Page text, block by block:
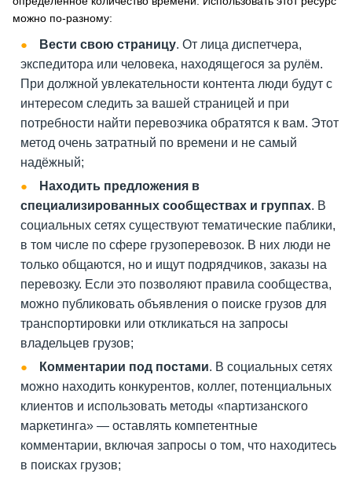
можно по-разному:
Вести свою страницу. От лица диспетчера,
экспедитора или человека, находящегося за рулём.
При должной увлекательности контента люди будут с
интересом следить за вашей страницей и при
потребности найти перевозчика обратятся к вам. Этот
метод очень затратный по времени и не самый
надёжный;
Находить предложения в
специализированных сообществах и группах. В
социальных сетях существуют тематические паблики,
в том числе по сфере грузоперевозок. В них люди не
только общаются, но и ищут подрядчиков, заказы на
перевозку. Если это позволяют правила сообщества,
можно публиковать объявления о поиске грузов для
транспортировки или откликаться на запросы
владельцев грузов;
Комментарии под постами. В социальных сетях
можно находить конкурентов, коллег, потенциальных
клиентов и использовать методы «партизанского
маркетинга» — оставлять компетентные
комментарии, включая запросы о том, что находитесь
в поисках грузов;